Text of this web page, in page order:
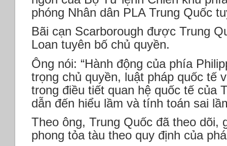
phóng Nhân dân PLA Trung Quốc
Bãi cạn Scarborough được Trung
Loan tuyên bố chủ quyền.
Ông nói: “Hành động của phía
trọng chủ quyền, luật pháp quốc tế
trong điều tiết quan hệ quốc tế của
dẫn đến hiểu lầm và tính toán sai
Theo ông, Trung Quốc đã theo dõi,
phong tỏa tàu theo quy định của